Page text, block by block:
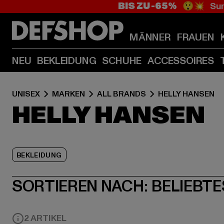
BIS ZU -65% 😲💥
MÄNNER FRAUEN
NEU BEKLEIDUNG SCHUHE ACCESSOIRES
UNISEX MARKEN ALL BRANDS HELLY HANSEN
HELLY HANSEN
BEKLEIDUNG
SORTIEREN NACH:
2 ARTIKEL